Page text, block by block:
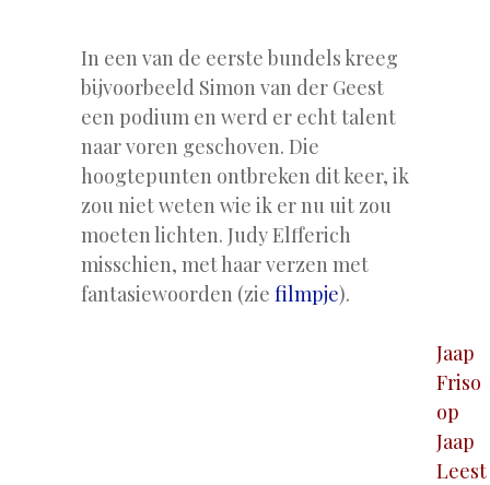
In een van de eerste bundels kreeg
bijvoorbeeld Simon van der Geest
een podium en werd er echt talent
naar voren geschoven. Die
hoogtepunten ontbreken dit keer, ik
zou niet weten wie ik er nu uit zou
moeten lichten. Judy Elfferich
misschien, met haar verzen met
fantasiewoorden (zie filmpje).
Jaap
Friso
op
Jaap
Leest